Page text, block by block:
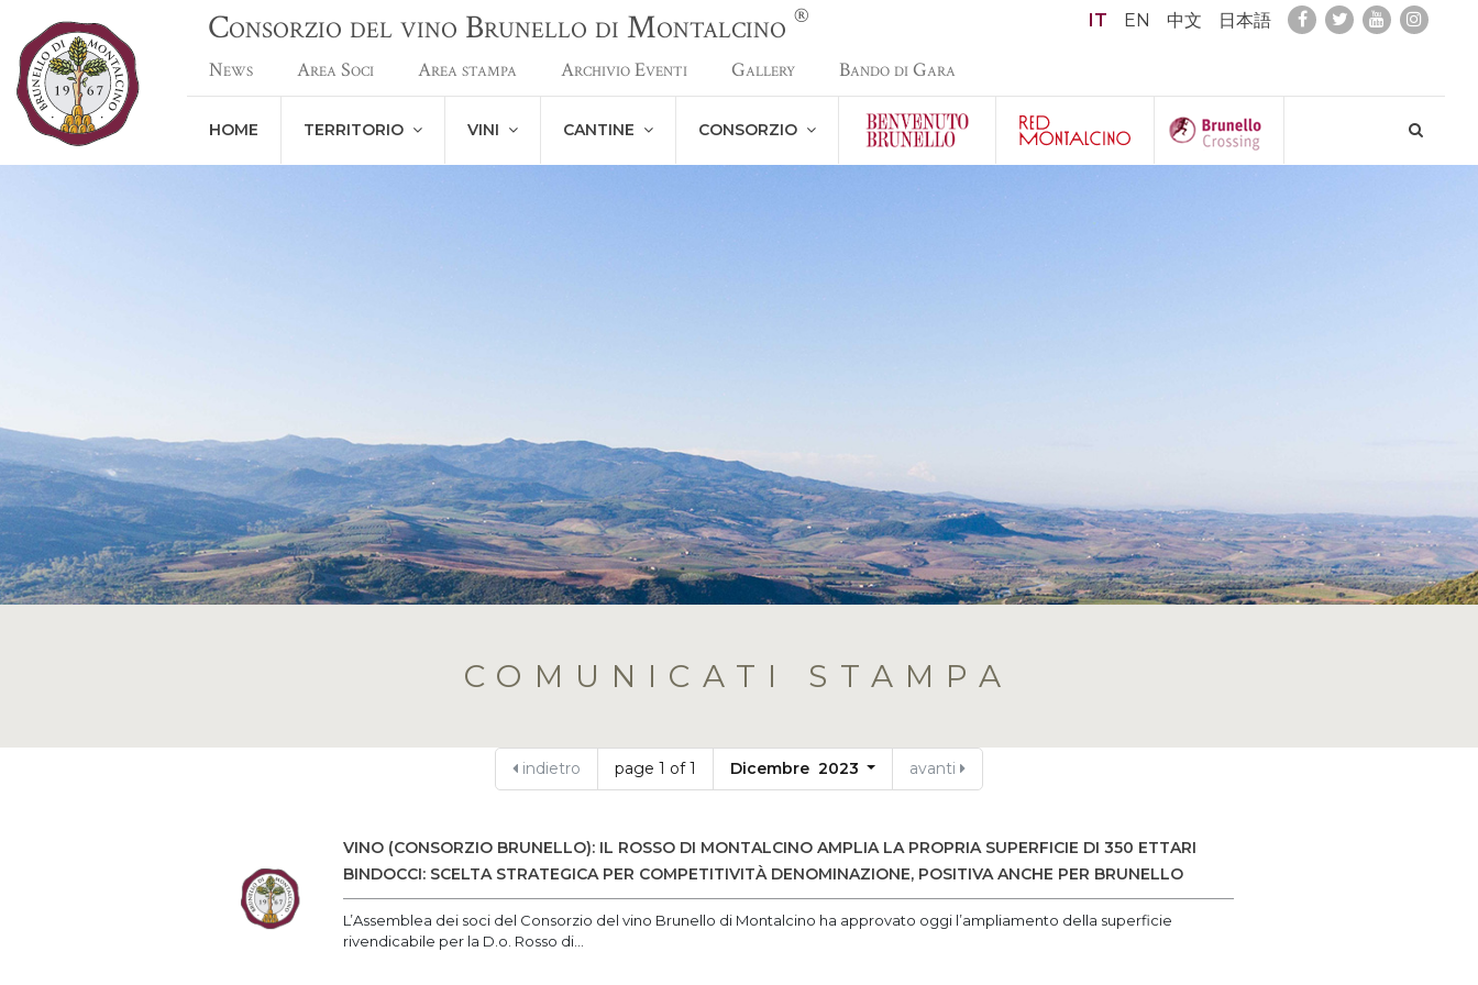
Consorzio del vino Brunello di Montalcino ® IT EN 中文 日本語
News Area Soci Area stampa Archivio Eventi Gallery Bando di Gara
HOME TERRITORIO VINI CANTINE CONSORZIO
COMUNICATI STAMPA
indietro page 1 of 1 Dicembre 2023 avanti
VINO (CONSORZIO BRUNELLO): IL ROSSO DI MONTALCINO AMPLIA LA PROPRIA SUPERFICIE DI 350 ETTARI
BINDOCCI: SCELTA STRATEGICA PER COMPETITIVITÀ DENOMINAZIONE, POSITIVA ANCHE PER BRUNELLO
L’Assemblea dei soci del Consorzio del vino Brunello di Montalcino ha approvato oggi l’ampliamento della superficie
rivendicabile per la D.o. Rosso di...